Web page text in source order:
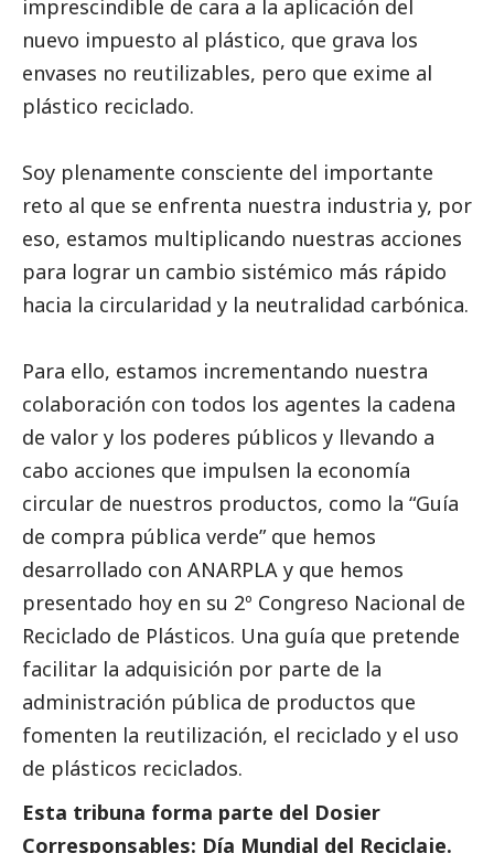
imprescindible de cara a la aplicación del
nuevo impuesto al plástico, que grava los
envases no reutilizables, pero que exime al
plástico reciclado.
Soy plenamente consciente del importante
reto al que se enfrenta nuestra industria y, por
eso, estamos multiplicando nuestras acciones
para lograr un cambio sistémico más rápido
hacia la circularidad y la neutralidad carbónica.
Para ello, estamos incrementando nuestra
colaboración con todos los agentes la cadena
de valor y los poderes públicos y llevando a
cabo acciones que impulsen la economía
circular de nuestros productos, como la “Guía
de compra pública verde” que hemos
desarrollado con ANARPLA y que hemos
presentado hoy en su 2º Congreso Nacional de
Reciclado de Plásticos. Una guía que pretende
facilitar la adquisición por parte de la
administración pública de productos que
fomenten la reutilización, el reciclado y el uso
de plásticos reciclados.
Esta tribuna forma parte del Dosier
Corresponsables: Día Mundial del Reciclaje.